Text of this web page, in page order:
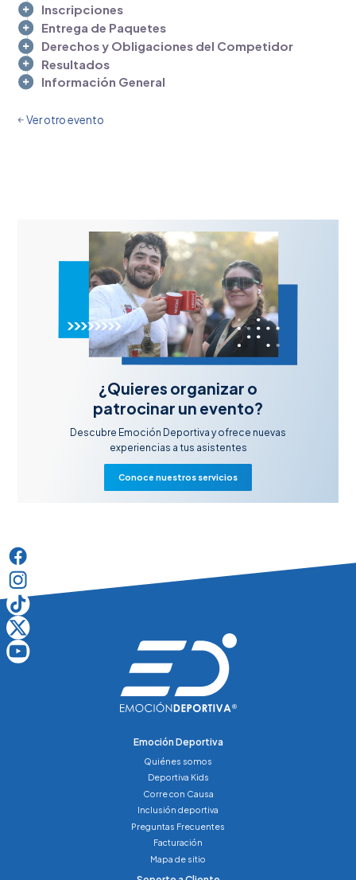
Inscripciones
Entrega de Paquetes
Derechos y Obligaciones del Competidor
Resultados
Información General
Ver otro evento
¿Quieres organizar o
patrocinar un evento?
Descubre Emoción Deportiva y ofrece nuevas
experiencias a tus asistentes
Conoce nuestros servicios
Emoción Deportiva
Quiénes somos
Deportiva Kids
Corre con Causa
Inclusión deportiva
Preguntas Frecuentes
Facturación
Mapa de sitio